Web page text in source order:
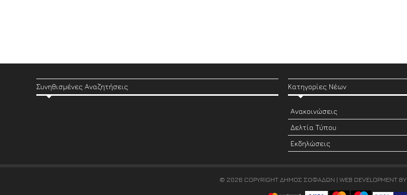
Συνηθισμένες Αναζητήσεις Κατηγορίες Νέων
Ανακοινώσεις
Δελτία Τύπου
Εκδηλώσεις
© 2026 COPYRIGHT ΔΗΜΟΣ ΣΟΦΑΔΩΝ | WEB DEVELOPMENT BY